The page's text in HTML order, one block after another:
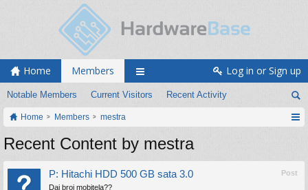
Home Members
Notable Members Current Visitors Recent Activity
Log in or Sign up
Home Members mestra
Recent Content by mestra
Post
P: Hitachi HDD 500 GB sata 3.0
Daj broj mobitela??